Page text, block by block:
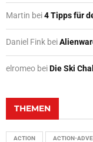
Martin bei4 Tipps für
Daniel Fink bei
elromeo beiDie Ski
THEMEN
ACTION ACTION-